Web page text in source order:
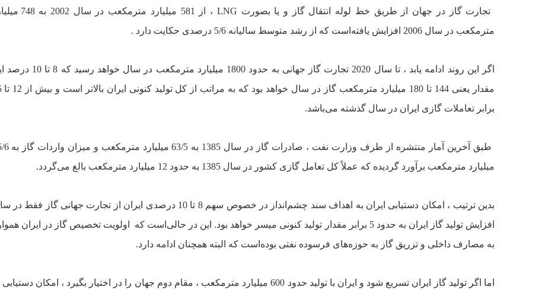
تجارت گاز در جهان از طريق خط لوله انتقال گاز و يا بصورت LNG
، از 581 ميليارد مترمکعب در سال
مترمکعب در سال 2006 افزايش يافته‌است که از رشد متوسط ساليانه 5/6 درصدى حکايت دارد .
اگر اين روند ادامه يابد ، تا سال 2020 تجارت گاز جهانى به حدود 1800 ميليارد مترمکعب در سال
مقدار يعنى 144
برابر تعاملات گازى ايران در سال گذشته مى‌باشد.
طبق آخرين آمار منتشره از طرف وزارت نفت ، صادرات
ميليارد مترمکعب برآورد گرديده که عملاً کل تعامل گازى کشور در سال 1385 به حدود 12 ميليارد مترمکعب بالغ مى‌گردد.
بدين ترتيب ، امکان دستيابى ايران به اهداف سند چشم‌انداز در خصوص سهم 8 تا 10 درصدى ايران از تجارت جهانى گاز فقط
افزايش توليد گاز ايران به حدود 5 برابر مقدار توليد کنونى ميسر خواهد بود. اين در حالى‌است که
اولويت تخصيص گاز در ايران
به مصارف داخلى و تزريق گاز به حوزه‌هاى فرسوده نفتى بوده‌است که البته همچنان ادامه دارد.
اما اگر توليد گاز ايران تسريع شود و ايران با توليد حدود 600 ميليارد مترمکعب ، مقام دوم جهان را در اختيار بگيرد ، امکان